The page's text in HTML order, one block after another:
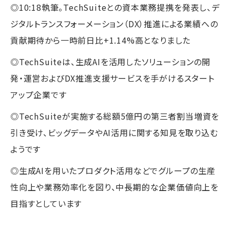
◎10:18執筆。TechSuiteとの資本業務提携を発表し、デ
ジタルトランスフォーメーション（DX）推進による業績への
貢献期待から一時前日比+1.14%高となりました
◎TechSuiteは、生成AIを活用したソリューションの開
発・運営およびDX推進支援サービスを手がけるスタート
アップ企業です
◎TechSuiteが実施する総額5億円の第三者割当増資を
引き受け、ビッグデータやAI活用に関する知見を取り込む
ようです
◎生成AIを用いたプロダクト活用などでグループの生産
性向上や業務効率化を図り、中長期的な企業価値向上を
目指すとしています